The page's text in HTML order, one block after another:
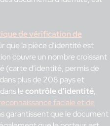
de vérification de
que la pièce d’identité est
couvre un nombre croissant
(carte d’identité, permis de
plus de 208 pays et
le contrôle d’identité,
faciale et de
garantissent que le document